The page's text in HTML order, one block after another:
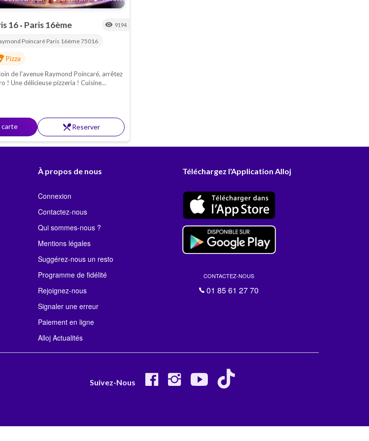
16 • Paris 16ème visibility 9194
Poincaré Paris 16ème75016
Pizza
de l'avenue Raymond Poincaré, arrêtez
délicieuse pizzeria ! Cuisine
carte restaurant_menuReserver
À propos de nous
Connexion
Contactez-nous
Qui sommes-nous ?
Mentions légales
Suggérez-nous un resto
Programme de fidélité
Rejoignez-nous
Signaler une erreur
Paiement en ligne
Alloj Actualités
Téléchargez l'Application Alloj
CONTACTEZ-NOUS
01 85 61 27 70
Suivez-Nous